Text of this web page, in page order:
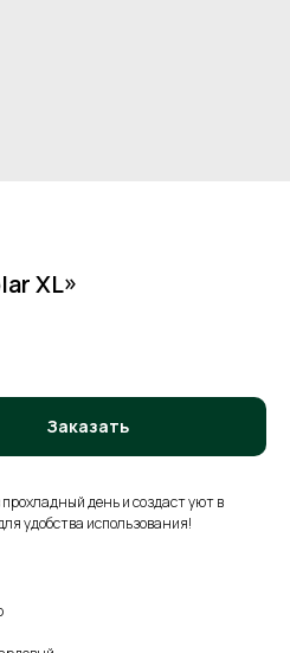
XL»
Заказать
день и создаст уют в
удобства использования!